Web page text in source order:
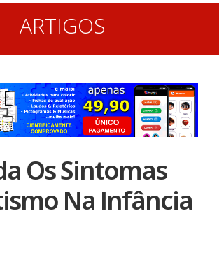
ARTIGOS
Os Sintomas
Na Infância